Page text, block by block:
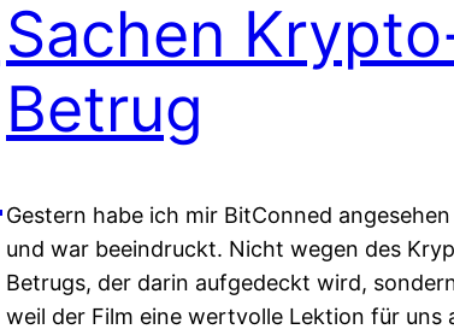
Sachen
Betrug
Gestern habe ich mir BitConned angesehen
und war beeindruckt. Nicht wegen des
Betrugs, der darin aufgedeckt wird,
weil der Film eine wertvolle Lektion für uns